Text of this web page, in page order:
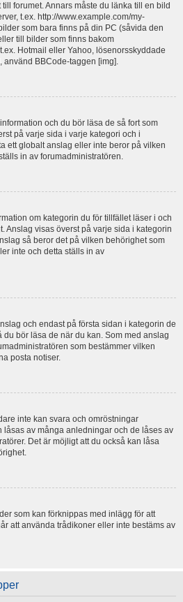
forumet. Annars måste du länka till en bild
t.ex. http://www.example.com/my-
som bara finns på din PC (såvida den
till bilder som finns bakom
Hotmail eller Yahoo, lösenorsskyddade
använd BBCode-taggen [img].
och du bör läsa de så fort som
på varje sida i varje kategori och i
ett globalt anslag eller inte beror på vilken
in av forumadministratören.
om kategorin du för tillfället läser i och
Anslag visas överst på varje sida i kategorin
så beror det på vilken behörighet som
inte och detta ställs in av
och endast på första sidan i kategorin de
du bör läsa de när du kan. Som med anslag
som bestämmer vilken
posta notiser.
inte kan svara och omröstningar
låsas av många anledningar och de låses av
Det är möjligt att du också kan låsa
som kan förknippas med inlägg för att
att använda trådikoner eller inte bestäms av